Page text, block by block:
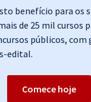
benefício para os
de 25 mil cursos
públicos, com
edital.
Comece hoje